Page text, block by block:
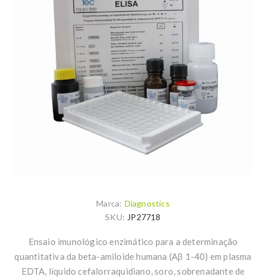
Marca: Diagnostics
SKU: JP27718
Ensaio imunológico enzimático para a determinação
quantitativa da beta-amiloide humana (Aβ 1-40) em plasma
EDTA, líquido cefalorraquidiano, soro, sobrenadante de